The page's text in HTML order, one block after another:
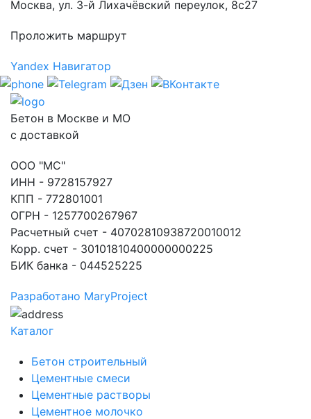
Москва, ул. 3-й Лихачёвский переулок, 8с27
Проложить маршрут
Yandex Навигатор
Бетон в Москве и МО
с доставкой
ООО "МС"
ИНН - 9728157927
КПП - 772801001
ОГРН - 1257700267967
Расчетный счет - 40702810938720010012
Корр. счет - 30101810400000000225
БИК банка - 044525225
Разработано MaryProject
Каталог
Бетон строительный
Цементные смеси
Цементные растворы
Цементное молочко